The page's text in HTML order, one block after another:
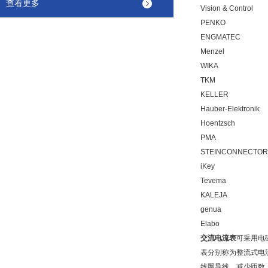
查看更多
Vision & Control
PENKO
ENGMATEC
Menzel
WIKA
TKM
KELLER
Hauber-Elektronik
Hoentzsch
PMA
STEINCONNECTOR
iKey
Tevema
KALEJA
genua
Elabo
交流电流表可采用电
表分别称为整流式电